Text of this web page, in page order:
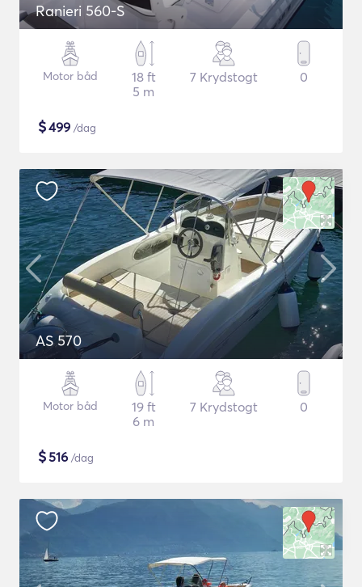
Ranieri 560-S
Motor båd
18 ft
5 m
7 Krydstogt 0
$499 /dag
AS 570
Motor båd
19 ft
6 m
7 Krydstogt 0
$516 /dag